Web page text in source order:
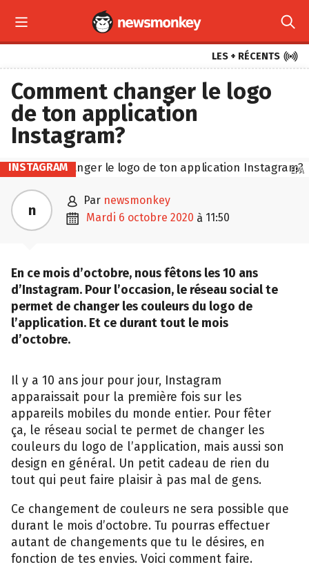
 
LES + RÉCENTS 
Comment changer le logo
de ton application
Instagram?
EPA
INSTAGRAM
n  par newsmonkey
 mardi 6 octobre 2020 à 11:50
En ce mois d’octobre, nous fêtons les 10 ans
d’Instagram. Pour l’occasion, le réseau social te
permet de changer les couleurs du logo de
l’application. Et ce durant tout le mois
d’octobre.
Il y a 10 ans jour pour jour, Instagram
apparaissait pour la première fois sur les
appareils mobiles du monde entier. Pour fêter
ça, le réseau social te permet de changer les
couleurs du logo de l’application, mais aussi son
design en général. Un petit cadeau de rien du
tout qui peut faire plaisir à pas mal de gens.
Ce changement de couleurs ne sera possible que
durant le mois d’octobre. Tu pourras effectuer
autant de changements que tu le désires, en
fonction de tes envies. Voici comment faire.